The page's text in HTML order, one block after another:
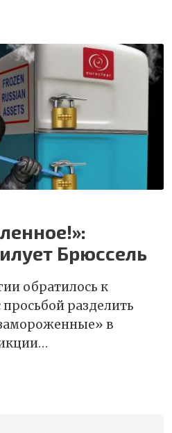
Брюссель
обратилось к
разделить
в